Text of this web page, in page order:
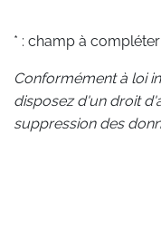
* : champ à compléter
Conformément à loi
disposez d'un droit
suppression des